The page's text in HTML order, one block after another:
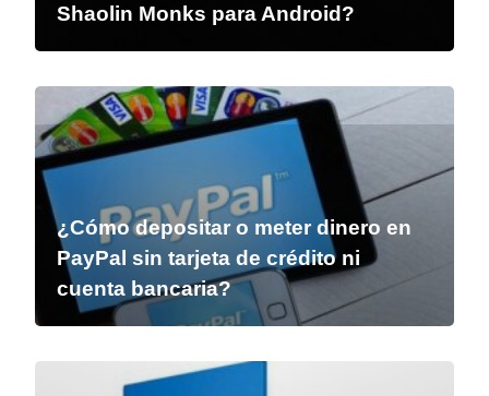
Shaolin Monks para Android?
¿Cómo depositar o meter dinero en
PayPal sin tarjeta de crédito ni
cuenta bancaria?